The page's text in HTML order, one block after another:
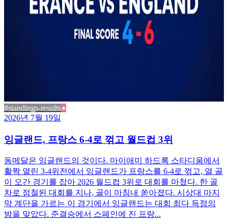
#standings-results
2026년 7월 19일
잉글랜드, 프랑스 6-4로 꺾고 월드컵 3위
동메달은 잉글랜드의 것이다. 마이애미 하드록 스타디움에서
활짝 열린 3-4위전에서 잉글랜드가 프랑스를 6-4로 꺾고, 열 골
이 오간 경기를 잡아 2026 월드컵 3위로 대회를 마쳤다. 한 골
차로 점철된 대회를 지나, 골이 마침내 쏟아졌다. 시상대 마지
막 계단을 가르는 이 경기에서 잉글랜드는 대회 최다 득점의
밤을 맞았다. 준결승에서 스페인에 진 프랑...